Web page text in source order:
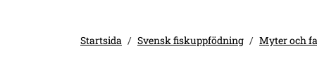
Startsida Svensk fiskuppfödning Myter och